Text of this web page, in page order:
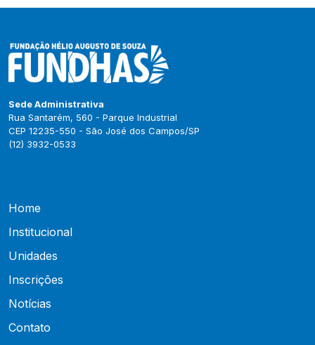
Sede Administrativa
Rua Santarém, 560 - Parque Industrial
CEP 12235-550 - São José dos Campos/SP
(12) 3932-0533
Home
Institucional
Unidades
Inscrições
Notícias
Contato